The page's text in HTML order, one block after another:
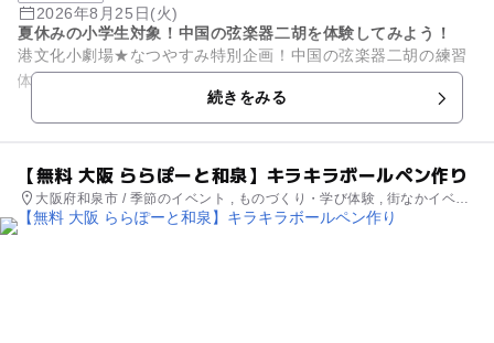
2026年8月25日(火)
夏休みの小学生対象！中国の弦楽器二胡を体験してみよう！
港文化小劇場★なつやすみ特別企画！中国の弦楽器二胡の練習
体験して、きらきら星を弾いてみよう！（小学生対象）
続きをみる
【無料 大阪 ららぽーと和泉】キラキラボールペン作り
大阪府和泉市 / 季節のイベント , ものづくり・学び体験 , 街なかイベン
ト , ミニイベント